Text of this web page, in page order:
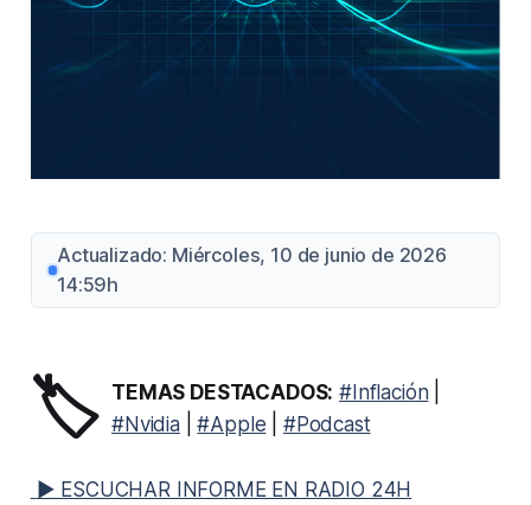
Actualizado: Miércoles, 10 de junio de 2026
14:59h
🏷️ TEMAS DESTACADOS: #Inflación|
#Nvidia|#Apple #Podcast
▶ ESCUCHAR INFORME EN RADIO 24H